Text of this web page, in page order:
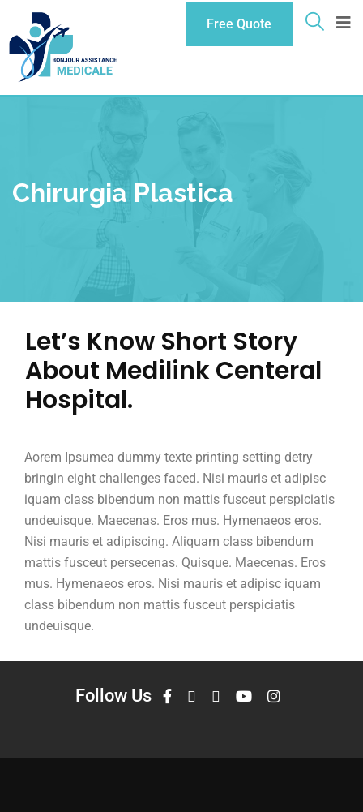
Free Quote
Chirurgia Plastica
Let’s Know Short Story
About Medilink Centeral
Hospital.
Aorem Ipsumea dummy texte printing setting detry
bringin eight challenges faced. Nisi mauris et adipisc
iquam class bibendum non mattis fusceut perspiciatis
undeuisque. Maecenas. Eros mus. Hymenaeos eros.
Nisi mauris et adipiscing. Aliquam class bibendum
mattis fusceut persecenas. Quisque. Maecenas. Eros
mus. Hymenaeos eros. Nisi mauris et adipisc iquam
class bibendum non mattis fusceut perspiciatis
undeuisque.
Follow Us